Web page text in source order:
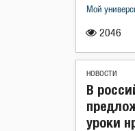
2046
Мой
НОВОСТИ
В
уроки